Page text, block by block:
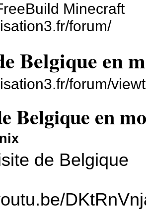
Minecraft
forum/
Belgique en
forum/
Belgique en
de Belgique